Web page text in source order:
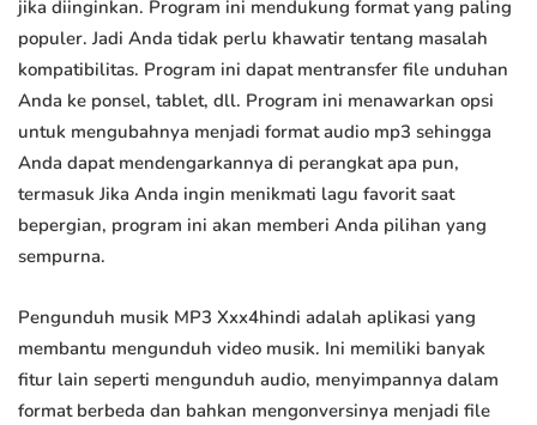
jika diinginkan. Program ini mendukung format yang paling
populer. Jadi Anda tidak perlu khawatir tentang masalah
kompatibilitas. Program ini dapat mentransfer file unduhan
Anda ke ponsel, tablet, dll. Program ini menawarkan opsi
untuk mengubahnya menjadi format audio mp3 sehingga
Anda dapat mendengarkannya di perangkat apa pun,
termasuk Jika Anda ingin menikmati lagu favorit saat
bepergian, program ini akan memberi Anda pilihan yang
sempurna.
Pengunduh musik MP3 Xxx4hindi adalah aplikasi yang
membantu mengunduh video musik. Ini memiliki banyak
fitur lain seperti mengunduh audio, menyimpannya dalam
format berbeda dan bahkan mengonversinya menjadi file